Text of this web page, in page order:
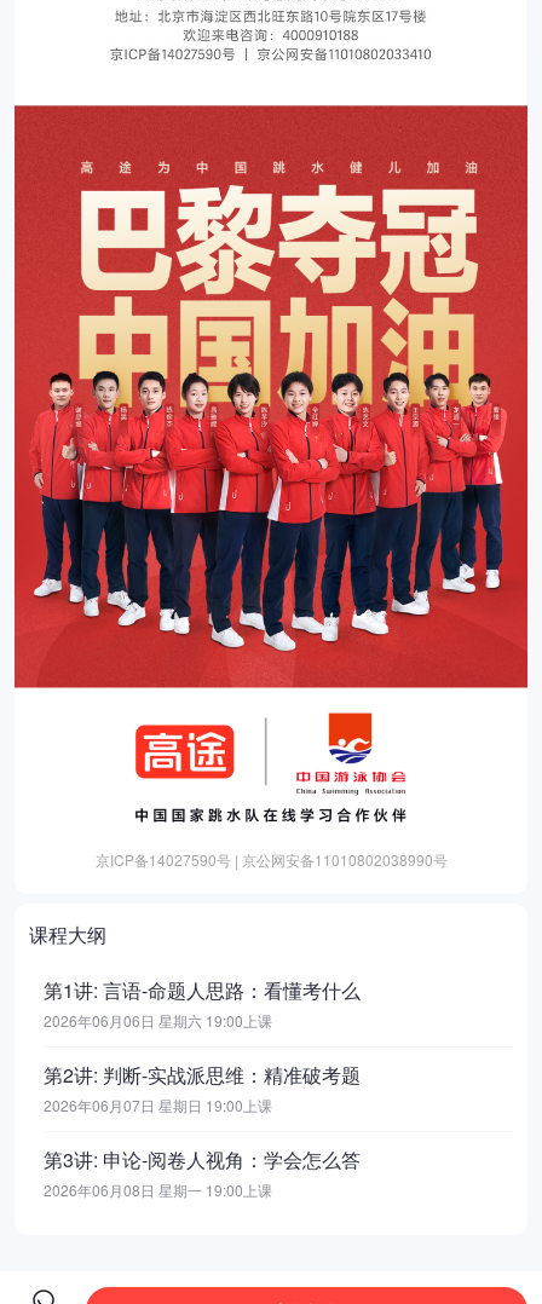
京ICP备14027590号 | 京公网安备11010802038990号
课程大纲
第1讲: 言语-命题人思路：看懂考什么
2026年06月06日 星期六 19:00上课
第2讲: 判断-实战派思维：精准破考题
2026年06月07日 星期日 19:00上课
第3讲: 申论-阅卷人视角：学会怎么答
2026年06月08日 星期一 19:00上课